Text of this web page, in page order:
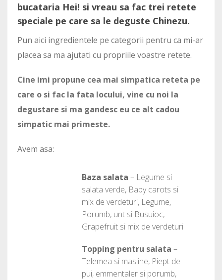
bucataria Hei! si vreau sa fac trei retete
speciale pe care sa le deguste Chinezu.
Pun aici ingredientele pe categorii pentru ca mi-ar
placea sa ma ajutati cu propriile voastre retete.
Cine imi propune cea mai simpatica reteta pe
care o si fac la fata locului, vine cu noi la
degustare si ma gandesc eu ce alt cadou
simpatic mai primeste.
Avem asa:
Baza salata – Legume si
salata verde, Baby carots si
mix de verdeturi, Legume,
Porumb, unt si Busuioc,
Grapefruit si mix de verdeturi
Topping pentru salata –
Telemea si masline, Piept de
pui, emmentaler si porumb,